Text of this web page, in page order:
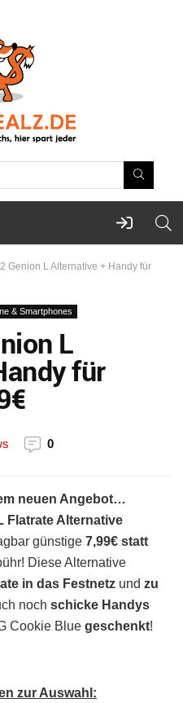
Genion L Alternative + Handy für
& Smartphones
L
für
0
neuen Angebot…
Flatrate Alternative
günstige 7,99€ statt
Diese Alternative
in das Festnetz und zu
noch schicke Handys
Cookie Blue geschenkt!
zur Auswahl: